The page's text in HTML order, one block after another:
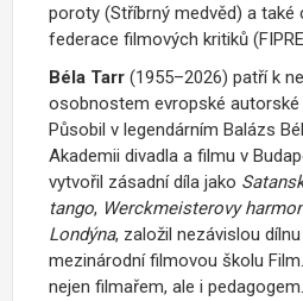
poroty (Stříbrný medvěd) a také
federace filmových kritiků
Béla Tarr (1955–2026) patří k
osobnostem evropské autorské
Působil v legendárním Balázs
Akademii divadla a filmu v
vytvořil zásadní díla jako
tango, Werckmeisterovy
Londýna, založil nezávislou
mezinárodní filmovou školu
nejen filmařem, ale i